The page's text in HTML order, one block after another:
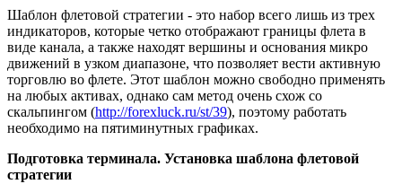
Шаблон флетовой стратегии - это набор всего лишь из трех
индикаторов, которые четко отображают границы флета в
виде канала, а также находят вершины и основания микро
движений в узком диапазоне, что позволяет вести активную
торговлю во флете. Этот шаблон можно свободно применять
на любых активах, однако сам метод очень схож со
скальпингом (http://forexluck.ru/st/39), поэтому работать
необходимо на пятиминутных графиках.
Подготовка терминала. Установка шаблона флетовой
стратегии